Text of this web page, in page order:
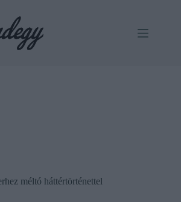
méltó háttértörténettel